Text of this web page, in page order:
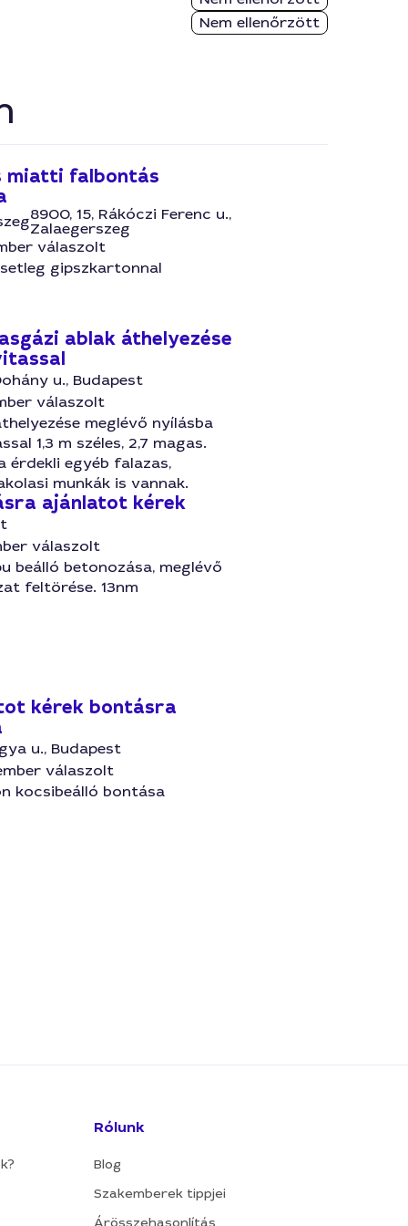
Nem ellenőrzött
miatti falbontás
8900, 15, Rákóczi Ferenc u.,
Zalaegerszeg
válaszolt
gipszkartonnal
ablak áthelyezése
u., Budapest
válaszolt
meglévő nyílásba
1,3 m széles, 2,7 magas.
érdekli egyéb falazas,
munkák is vannak.
ajánlatot kérek
válaszolt
beálló betonozása, meglévő
feltörése. 13nm
kérek bontásra
u., Budapest
válaszolt
kocsibeálló bontása
Rólunk
Blog
Szakemberek tippjei
Árösszehasonlítás